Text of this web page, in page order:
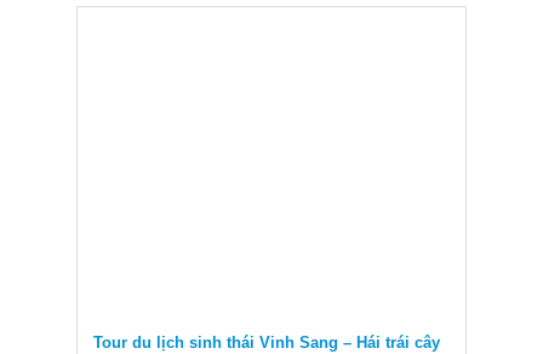
Tour du lịch sinh thái Vinh Sang – Hái trái cây